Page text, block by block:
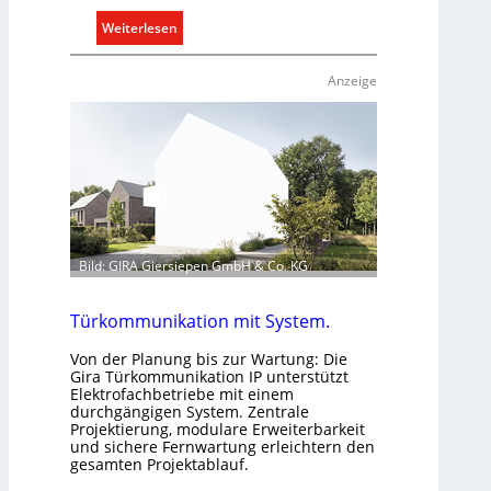
Weiterlesen
R
m
b
e
a
f
s
g
e
r
Anzeige
Bild: GIRA Giersiepen GmbH & Co. KG
Türkommunikation mit System.
Von der Planung bis zur Wartung: Die
Gira Türkommunikation IP unterstützt
Elektrofachbetriebe mit einem
durchgängigen System. Zentrale
Projektierung, modulare Erweiterbarkeit
und sichere Fernwartung erleichtern den
gesamten Projektablauf.